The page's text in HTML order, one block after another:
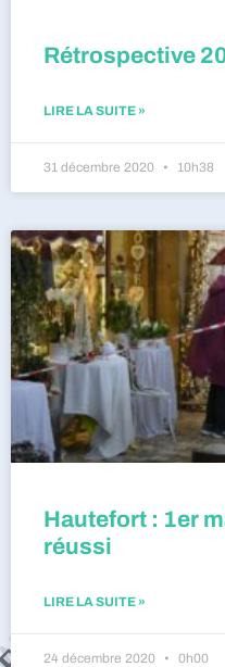
Rétrospective
LIRE LA SUITE »
31 décembre 2020 10h38
Hautefort : 1er
réussi
LIRE LA SUITE »
24 décembre 2020 0h00